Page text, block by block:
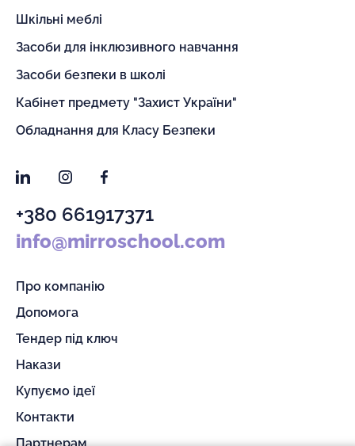
Шкільні меблі
Засоби для інклюзивного навчання
Засоби безпеки в школі
Кабінет предмету "Захист України"
Обладнання для Класу Безпеки
LinkedInInstagramFacebook
+380 661917371
info@mirroschool.com
Про компанію
Допомога
Тендер під ключ
Накази
Купуємо ідеї
Контакти